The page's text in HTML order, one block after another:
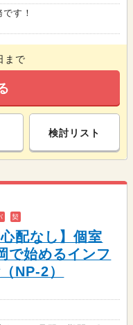
す！
まで
検討リスト
契
心配なし】個室
で始めるインフ
NP-2）